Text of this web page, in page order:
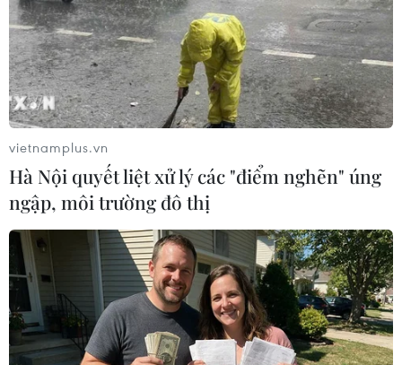
#Nghi lễ mùa Xuân
#Múa đương đại
#Jean-Claude Gallotta
Pháp Việt Nam
Theo dõi VietnamPlus
vietnamplus.vn
Hà Nội quyết liệt xử lý các "điểm nghẽn" úng
ngập, môi trường đô thị